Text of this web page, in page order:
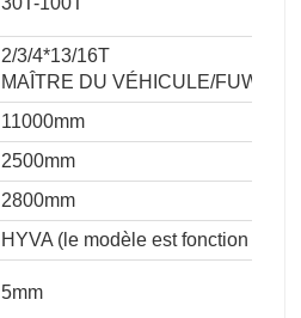
2/3/4*13/16T
MAÎTRE DU VÉHICULE/FUWA/
11000mm
2500mm
2800mm
HYVA (le modèle est fonction de
5mm